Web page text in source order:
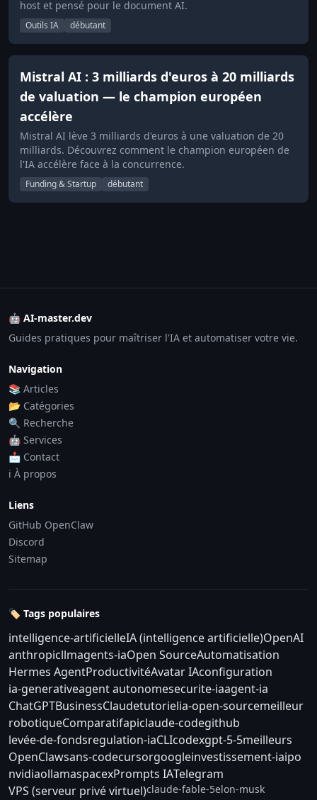
host et pensé pour le document AI.
Outils IA débutant
Mistral AI : 3 milliards d'euros à 20 milliards
de valuation — le champion européen
accélère
Mistral AI lève 3 milliards d'euros à une valuation de 20
milliards. Découvrez comment le champion européen de
l'IA accélère face à la concurrence.
Funding & Startup débutant
🤖 AI-master.dev
Guides pratiques pour maîtriser l'IA et automatiser votre vie.
Navigation
📚 Articles
📂 Catégories
🔍 Recherche
🤖 Services
📩 Contact
ℹ️ À propos
Liens
GitHub OpenClaw
Discord
Sitemap
🏷️ Tags populaires
intelligence-artificielleIA (intelligence artificielle)OpenAI
anthropicllmagents-iaOpen SourceAutomatisation
Hermes AgentProductivitéAvatar IAconfiguration
ia-generativeagent autonomesecurite-iaagent-ia
ChatGPTBusinessClaudetutorielia-open-sourcemeilleur
robotiqueComparatifapiclaude-codegithub
levée-de-fondsregulation-iaCLIcodexgpt-5-5meilleurs
OpenClawsans-codecursorgoogleinvestissement-iaipo
nvidiaollamaspacexPrompts IATelegram
VPS (serveur privé virtuel)claude-fable-5elon-musk